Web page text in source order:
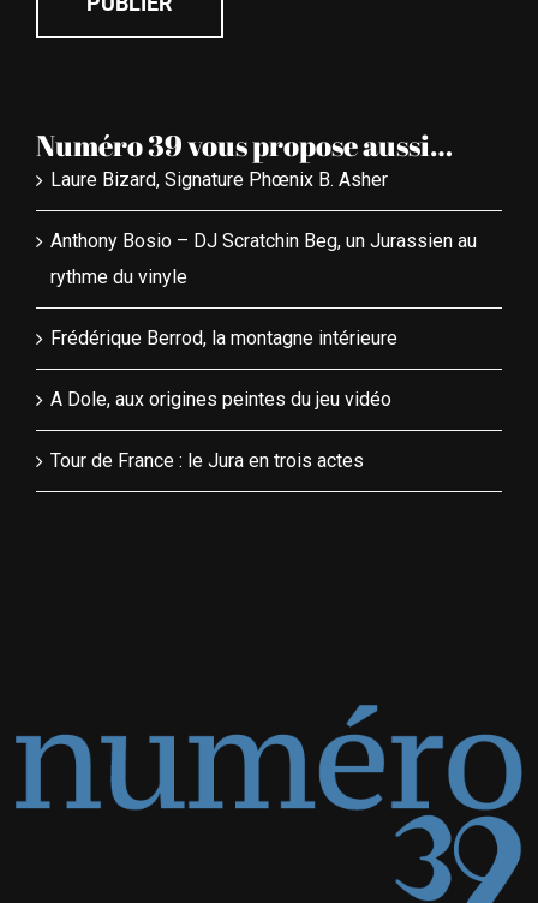
Numéro 39 vous propose aussi…
Laure Bizard, Signature Phœnix B. Asher
Anthony Bosio – DJ Scratchin Beg, un Jurassien au
rythme du vinyle
Frédérique Berrod, la montagne intérieure
A Dole, aux origines peintes du jeu vidéo
Tour de France : le Jura en trois actes